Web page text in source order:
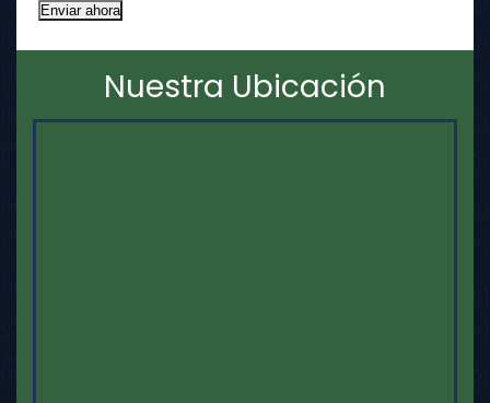
Enviar ahora
Nuestra Ubicación